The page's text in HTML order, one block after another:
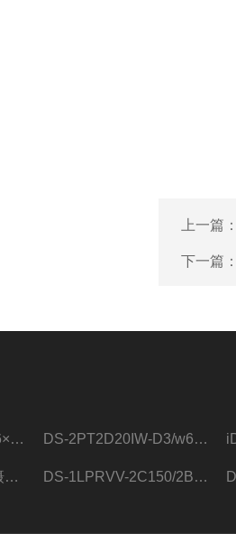
上一篇
下一篇
DS-8864N-R16/4K-16×4T/希捷16盘位录像机 DS-2PT2D20IW-D3/w64路高清硬盘录像机
C6C无极版萤石监控摄像头 DS-1LPRVV-2C150/2B监控室外夜视高清电源线护套线200米/卷